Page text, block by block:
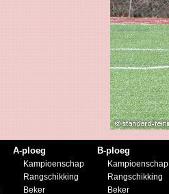
A-ploeg
Kampioenschap
Rangschikking
Beker
B-ploeg
Kampioenschap
Rangschikking
Beker